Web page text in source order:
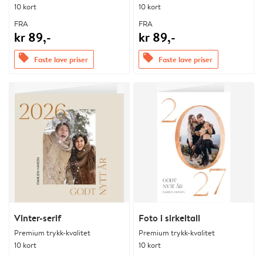
10 kort
FRA
kr 89,-
offers Faste lave priser
10 kort
FRA
kr 89,-
offers Faste lave priser
Vinter-serif
Premium trykk-kvalitet
10 kort
Foto i sirkeltall
Premium trykk-kvalitet
10 kort